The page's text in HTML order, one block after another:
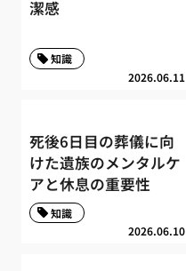
潔感
2026.06.11
知識
死後6日目の葬儀に向
けた遺族のメンタルケ
アと休息の重要性
2026.06.10
知識